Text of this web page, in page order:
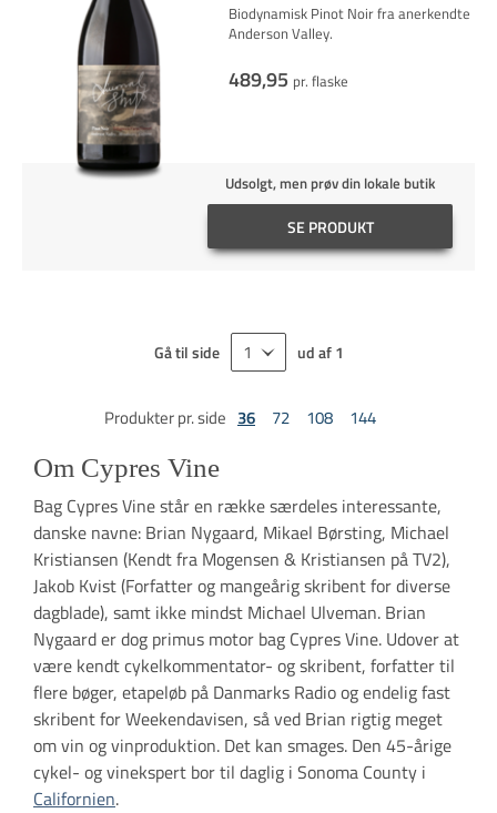
Biodynamisk Pinot Noir fra anerkendte
Anderson Valley.
489,95 pr. flaske
Udsolgt, men prøv din lokale butik
SE PRODUKT
Gå til side ud af 1
Produkter pr. side 36 72 108 144
Om Cypres Vine
Bag Cypres Vine står en række særdeles interessante,
danske navne: Brian Nygaard, Mikael Børsting, Michael
Kristiansen (Kendt fra Mogensen & Kristiansen på TV2),
Jakob Kvist (Forfatter og mangeårig skribent for diverse
dagblade), samt ikke mindst Michael Ulveman. Brian
Nygaard er dog primus motor bag Cypres Vine. Udover at
være kendt cykelkommentator- og skribent, forfatter til
flere bøger, etapeløb på Danmarks Radio og endelig fast
skribent for Weekendavisen, så ved Brian rigtig meget
om vin og vinproduktion. Det kan smages. Den 45-årige
cykel- og vinekspert bor til daglig i Sonoma County i
Californien.